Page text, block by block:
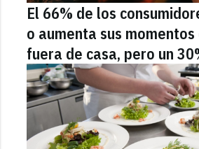
El 66% de los
o aumenta sus momentos
fuera de casa, pero un